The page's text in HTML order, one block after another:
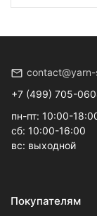
contact@yarn-
+7 (499) 705-
пн-пт: 10:00-
сб: 10:00-16:00
вс: выходной
Покупателям